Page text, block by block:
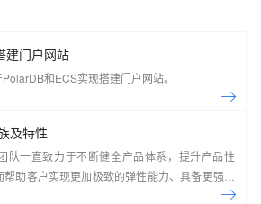
建门户网站
和ECS实现搭建门户网站。
及特性
队一直致力于不断健全产品体系，提升产品性
助客户实现更加极致的弹性能力、具备更强的
进一步降低企业成本。以云原生+分布式为核心